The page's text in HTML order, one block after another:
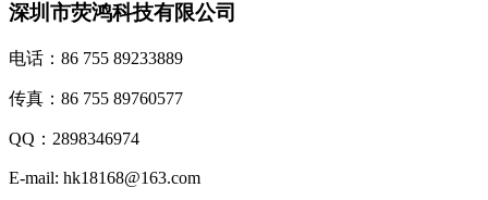
深圳市荧鸿科技有限公司
电话：86 755 89233889
传真：86 755 89760577
QQ：2898346974
E-mail: hk18168@163.com